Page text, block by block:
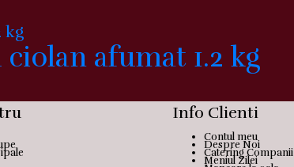
afumat 1.2 kg
Info Clienti
Contul meu
Despre Noi
Catering Companii
Meniul Zilei